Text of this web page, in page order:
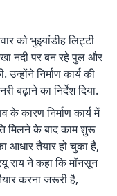
को भुइयांडीह लिट्टी
नदी पर बन रहे पुल और
निर्माण कार्य की
बढ़ाने का निर्देश दिया.
कारण निर्माण कार्य में
मिलने के बाद काम शुरू
आधार तैयार हो चुका है,
राय ने कहा कि मॉनसून
करना जरूरी है,